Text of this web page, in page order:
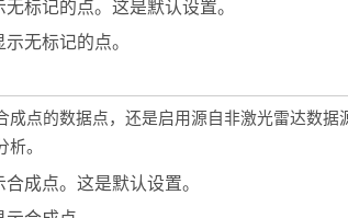
标记的点。这是默认设置。
无标记的点。
成点的数据点，还是启用源自非激光雷达数据
。
成点。这是默认设置。